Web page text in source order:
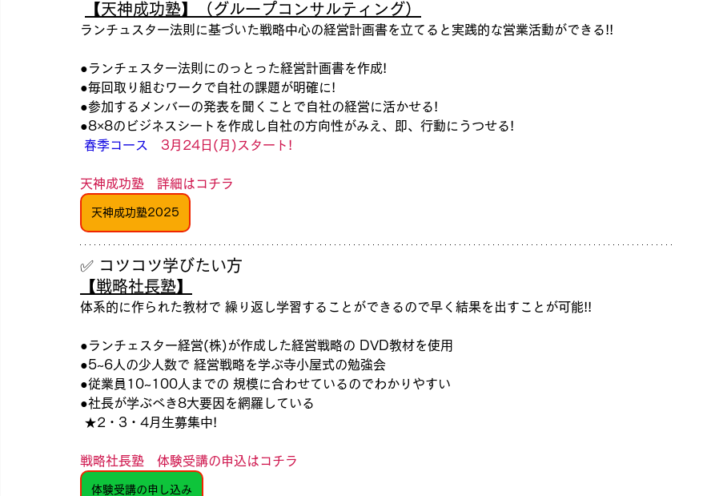
【天神成功塾】（グループコンサルティング）
ランチュスター法則に基づいた戦略中心の経営計画書を立てると実践的な営業活動ができる!!
●ランチェスター法則にのっとった経営計画書を作成!
●毎回取り組むワークで自社の課題が明確に!
●参加するメンバーの発表を聞くことで自社の経営に活かせる!
●8×8のビジネスシートを作成し自社の方向性がみえ、即、行動にうつせる!
春季コース
3月24日(月)スタート!
天神成功塾　詳細はコチラ
天神成功塾2025
✅ コツコツ学びたい方
【戦略社長塾】
体系的に作られた教材で 繰り返し学習することができるので早く結果を出すことが可能!!
●ランチェスター経営(株)が作成した経営戦略の DVD教材を使用
●5~6人の少人数で 経営戦略を学ぶ寺小屋式の勉強会
●従業員10~100人までの 規模に合わせているのでわかりやすい
●社長が学ぶべき8大要因を網羅している
★2・3・4月生募集中!
戦略社長塾　体験受講の申込はコチラ
体験受講の申し込み